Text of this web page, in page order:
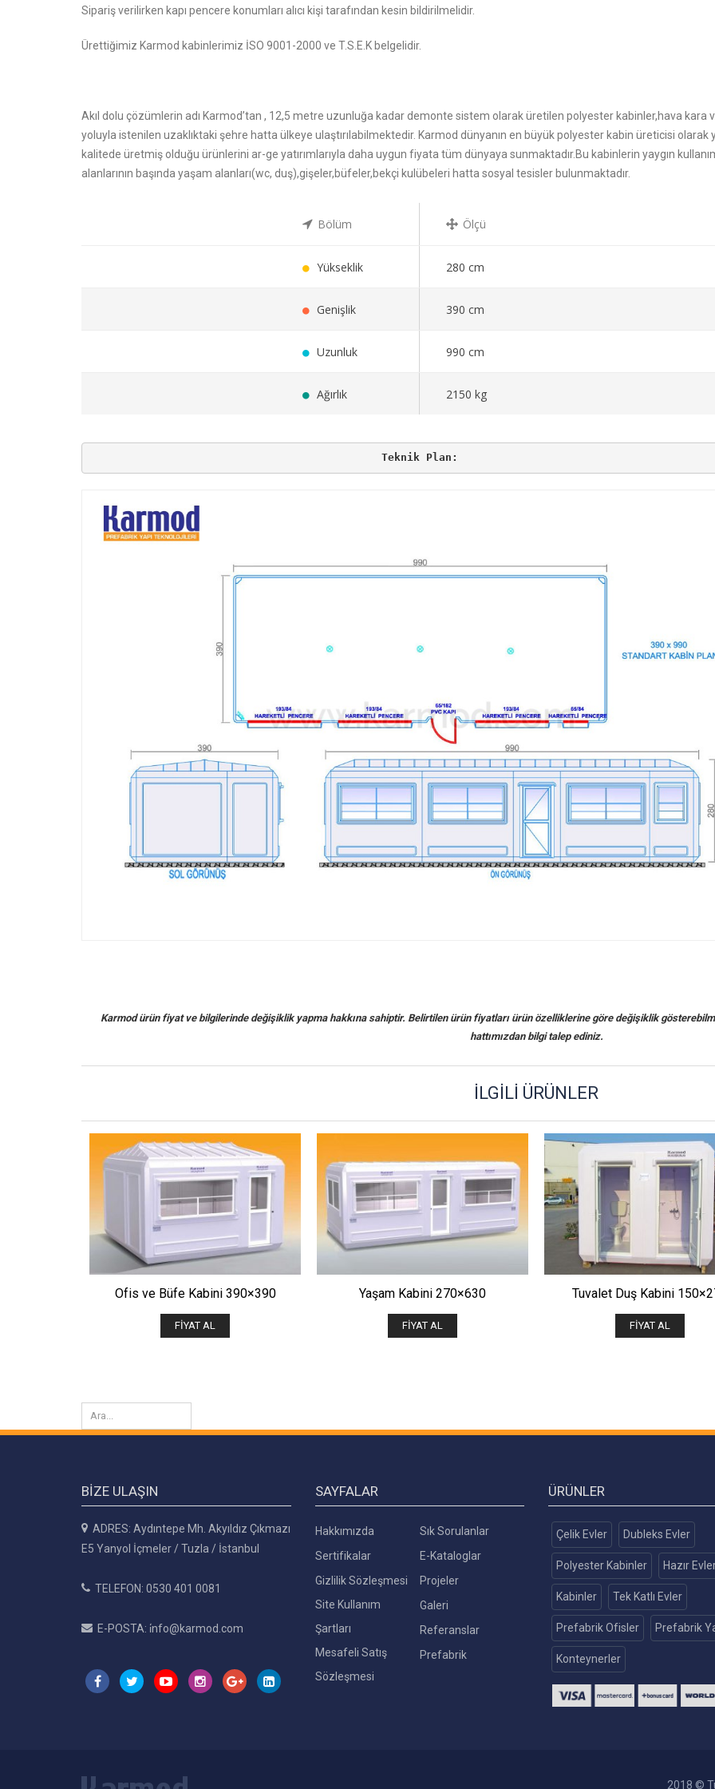
Sipariş verilirken kapı pencere konumları alıcı kişi tarafından kesin bildirilmelidir.
Ürettiğimiz Karmod kabinlerimiz İSO 9001-2000 ve T.S.E.K belgelidir.
Akıl dolu çözümlerin adı Karmod’tan , 12,5 metre uzunluğa kadar demonte sistem olarak üretilen polyester kabinler,hava kara
yoluyla istenilen uzaklıktaki şehre hatta ülkeye ulaştırılabilmektedir. Karmod dünyanın en büyük polyester kabin üreticisi olarak
kalitede üretmiş olduğu ürünlerini ar-ge yatırımlarıyla daha uygun fiyata tüm dünyaya sunmaktadır.Bu kabinlerin yaygın
alanlarının başında yaşam alanları(wc, duş),gişeler,büfeler,bekçi kulübeleri hatta sosyal tesisler bulunmaktadır.
Bölüm Ölçü
Yükseklik 280 cm
Genişlik 390 cm
Uzunluk 990 cm
Ağırlık 2150 kg
Teknik Plan:
Karmod ürün fiyat ve bilgilerinde değişiklik yapma hakkına sahiptir. Belirtilen ürün fiyatları ürün özelliklerine göre değişiklik
hattımızdan bilgi talep ediniz.
İLGILI ÜRÜNLER
ÖNIZLE
Ofis ve Büfe Kabini 390×390
FIYAT AL
ÖNIZLE
Yaşam Kabini 270×630
FIYAT AL
ÖNIZLE
Tuvalet Duş Kabini
FIYAT AL
BIZE ULAŞIN
ADRES: Aydıntepe Mh. Akyıldız Çıkmazı
E5 Yanyol İçmeler / Tuzla / İstanbul
TELEFON: 0530 401 0081
E-POSTA: i̇nfo@karmod.com
SAYFALAR
Hakkımızda
Sertifikalar
Gizlilik Sözleşmesi
Site Kullanım
Şartları
Mesafeli Satış
Sözleşmesi
Sık Sorulanlar
E-Kataloglar
Projeler
Galeri
Referanslar
Prefabrik
ÜRÜNLER
Çelik Evler Dubleks Evler
Polyester Kabinler Hazır
Kabinler Tek Katlı Evler
Prefabrik Ofisler Prefabrik
Konteynerler
2018 ©